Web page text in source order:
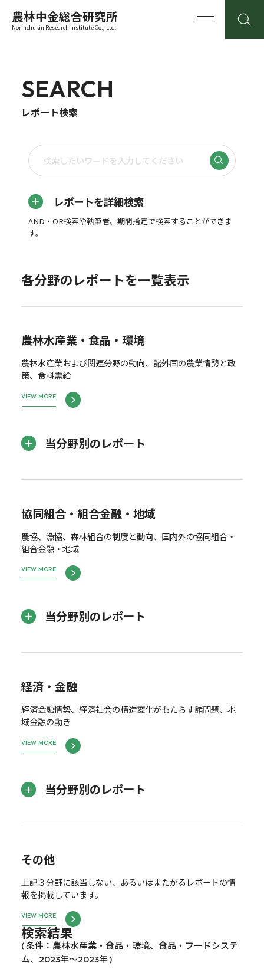
農林中金総合研究所
Norinchukin Research Institute Co., Ltd.
SEARCH
レポート検索
レポートを詳細検索
AND・OR検索や執筆者、期間指定で検索することができま
す。
各分野のレポートを一覧表示
農林水産業・食品・環境
農林水産業および関連分野の動向、諸外国の農業情勢と政
策、食料需給
VIEW MORE
当分野別のレポート
協同組合・組合金融・地域
農協、漁協、森林組合の制度と動向、国内外の協同組合・
組合金融・地域
VIEW MORE
当分野別のレポート
経済・金融
経済金融情勢、経済社会の構造変化がもたらす諸問題、地
域金融の動き
VIEW MORE
当分野別のレポート
その他
上記３分野に該当しない、あるいはまたがるレポートの情
報を掲載しています。
VIEW MORE
検索結果
( 条件：農林水産業・食品・環境、食品・フードシステ
ム、2023年～2023年 )